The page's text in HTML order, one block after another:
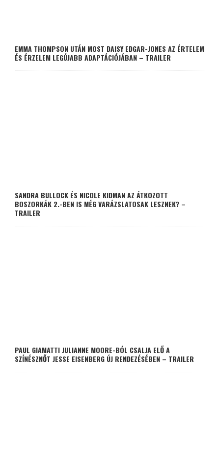
EMMA THOMPSON UTÁN MOST DAISY EDGAR-JONES AZ ÉRTELEM
ÉS ÉRZELEM LEGÚJABB ADAPTÁCIÓJÁBAN – TRAILER
SANDRA BULLOCK ÉS NICOLE KIDMAN AZ ÁTKOZOTT
BOSZORKÁK 2.-BEN IS MÉG VARÁZSLATOSAK LESZNEK? –
TRAILER
PAUL GIAMATTI JULIANNE MOORE-BÓL CSALJA ELŐ A
SZÍNÉSZNŐT JESSE EISENBERG ÚJ RENDEZÉSÉBEN – TRAILER